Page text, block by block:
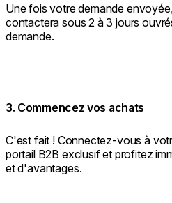
Une fois votre demande
contactera sous 2 à 3 jours
demande.
3. Commencez vos achats
C'est fait ! Connectez-vous à
portail B2B exclusif et profitez
et d'avantages.